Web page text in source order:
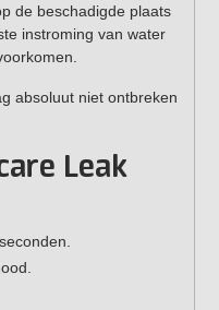
de beschadigde plaats
instroming van water
absoluut niet ontbreken
Leak